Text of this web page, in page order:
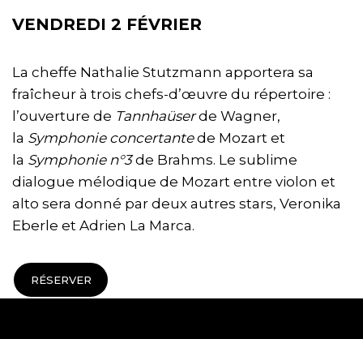
VENDREDI 2 FÉVRIER
La cheffe Nathalie Stutzmann apportera sa
fraîcheur à trois chefs-d’œuvre du répertoire :
l’ouverture de Tannhaüserde Wagner,
la Symphonie concertantede Mozart et
la Symphonie n°3de Brahms. Le sublime
dialogue mélodique de Mozart entre violon et
alto sera donné par deux autres stars, Veronika
Eberle et Adrien La Marca.
RÉSERVER